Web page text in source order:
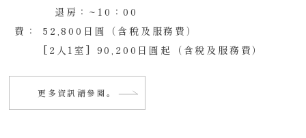
退房：~10：00
費：
52,800日圓（含稅及服務費）
[2人1室] 90,200日圓起（含稅及服務費）
更多資訊請參閱。